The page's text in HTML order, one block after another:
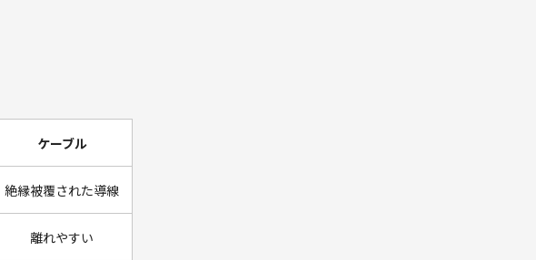
ケーブル
絶縁被覆された導線
離れやすい